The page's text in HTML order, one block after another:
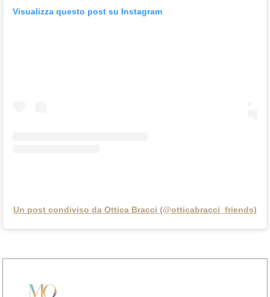
Visualizza questo post su Instagram
Un post condiviso da Ottica Bracci (@otticabracci_friends)